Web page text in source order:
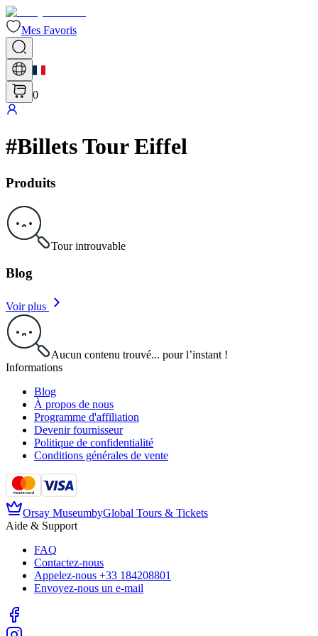
Mes Favoris
0
#Billets Tour Eiffel
Produits
Tour introuvable
Blog
Voir plus
Aucun contenu trouvé... pour l’instant !
Informations
Blog
À propos de nous
Programme d'affiliation
Devenir fournisseur
Politique de confidentialité
Conditions générales de vente
Orsay MuseumbyGlobal Tours & Tickets
Aide & Support
FAQ
Contactez-nous
Appelez-nous +33 184208801
Envoyez-nous un e-mail